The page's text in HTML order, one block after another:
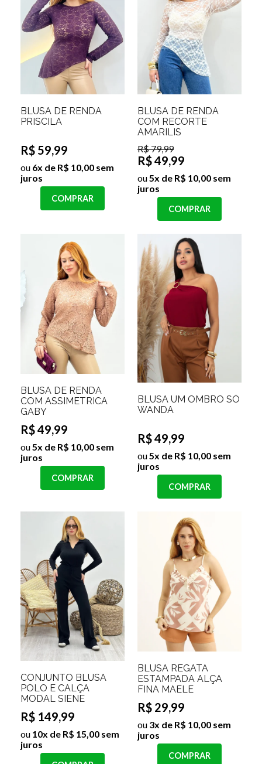
BLUSA DE RENDA
PRISCILA
R$ 59,99
ou 6x de R$ 10,00 sem
juros
COMPRAR
BLUSA DE RENDA
COM RECORTE
AMARILIS
R$ 79,99
R$ 49,99
ou5x de R$ 10,00 sem
juros
COMPRAR
BLUSA DE RENDA
COM ASSIMETRICA
GABY
R$ 49,99
ou 5x de R$ 10,00 sem
juros
COMPRAR
BLUSA UM OMBRO SÓ
WANDA
R$ 49,99
ou5x de R$ 10,00 sem
juros
COMPRAR
CONJUNTO BLUSA
POLO E CALÇA
MODAL SIENE
R$ 149,99
ou 10x de R$ 15,00 sem
juros
BLUSA REGATA
ESTAMPADA ALÇA
FINA MAELE
R$ 29,99
ou 3x de R$ 10,00 sem
juros
COMPRAR